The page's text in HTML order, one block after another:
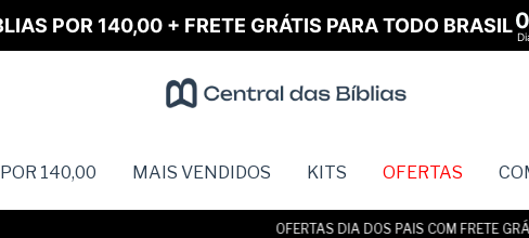
OFERTAS DIA DOS PAIS COM FRETE GRÁTIS
POR 140,00 + FRETE GRÁTIS PARA TODO BRASIL
140,00 MAIS VENDIDOS KITS OFERTAS